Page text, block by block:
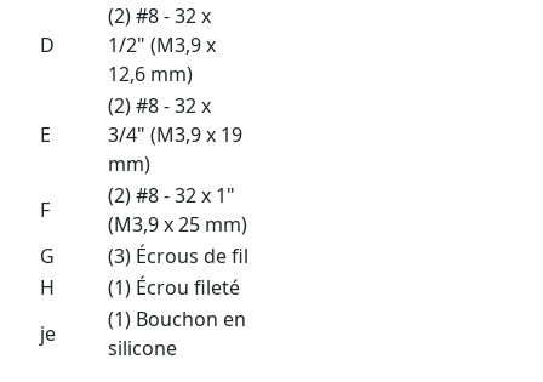
D
(2) #8 - 32 x
1/2" (M3,9 x
12,6 mm)
E
(2) #8 - 32 x
3/4" (M3,9 x 19
mm)
F
(2) #8 - 32 x 1"
(M3,9 x 25 mm)
G
(3) Écrous de fil
H
(1) Écrou fileté
je
(1) Bouchon en
silicone